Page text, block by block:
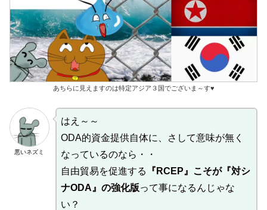
あちらに見えますのは特定アジア３国でございま～す♥
悪いネズミ
はえ～～
ODA的資金提供自体に、さして意味が無く
なっているのなら・・
自由貿易を促進する 『RCEP』こそが『対シ
ナODA』の強化版って事になるんじゃな
い？